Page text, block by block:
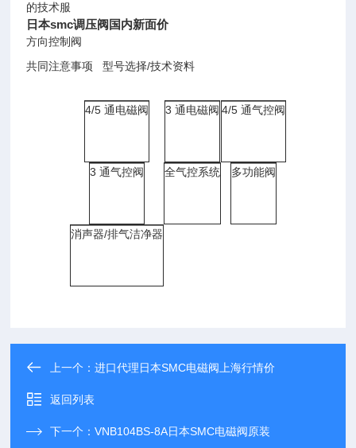
的技术服
日本smc调压阀国内新面价
方向控制阀
共同注意事项 型号选择/技术资料
4/5 通电磁阀 3 通电磁阀 4/5 通气控阀
3 通气控阀 全气控系统 多功能阀
消声器/排气洁净器
上一个：进口代理日本SMC电磁阀上海行情价
返回列表
下一个：VNB104BS-8A日本SMC电磁阀原装